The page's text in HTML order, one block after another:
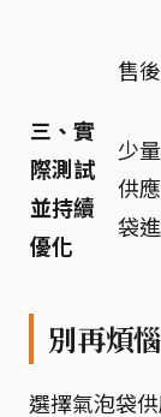
售
三、實
際測試
並持續
優化
少
供
袋
別再煩
選擇氣泡袋